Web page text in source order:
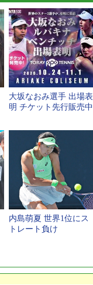
大坂なおみ選手 出場表
明 チケット先行販売中
内島萌夏 世界1位にス
トレート負け